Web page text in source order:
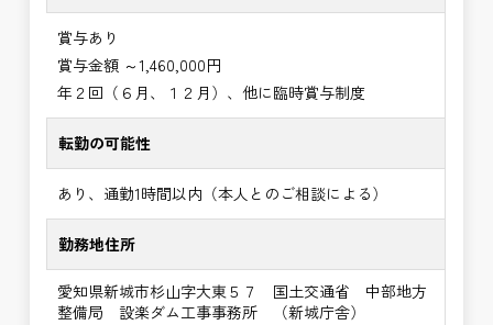
賞与あり
賞与金額 ～1,460,000円
年２回（６月、１２月）、他に臨時賞与制度
転勤の可能性
あり、通勤1時間以内（本人とのご相談による）
勤務地住所
愛知県新城市杉山字大東５７ 国土交通省 中部地方
整備局 設楽ダム工事事務所 （新城庁舎）